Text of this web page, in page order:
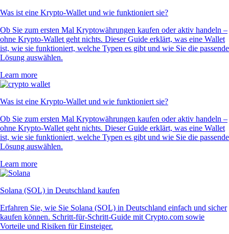
Was ist eine Krypto-Wallet und wie funktioniert sie?
Ob Sie zum ersten Mal Kryptowährungen kaufen oder aktiv handeln –
ohne Krypto-Wallet geht nichts. Dieser Guide erklärt, was eine Wallet
ist, wie sie funktioniert, welche Typen es gibt und wie Sie die passende
Lösung auswählen.
Learn more
Was ist eine Krypto-Wallet und wie funktioniert sie?
Ob Sie zum ersten Mal Kryptowährungen kaufen oder aktiv handeln –
ohne Krypto-Wallet geht nichts. Dieser Guide erklärt, was eine Wallet
ist, wie sie funktioniert, welche Typen es gibt und wie Sie die passende
Lösung auswählen.
Learn more
Solana (SOL) in Deutschland kaufen
Erfahren Sie, wie Sie Solana (SOL) in Deutschland einfach und sicher
kaufen können. Schritt-für-Schritt-Guide mit Crypto.com sowie
Vorteile und Risiken für Einsteiger.